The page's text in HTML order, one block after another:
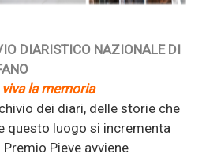
DIARISTICO NAZIONALE DI
la memoria
dei diari, delle storie che
questo luogo si incrementa
Pieve avviene